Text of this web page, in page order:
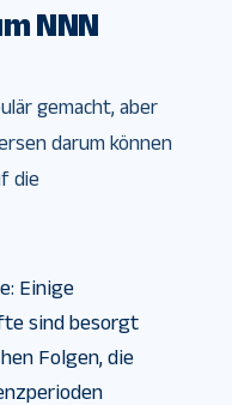
NNN
gemacht, aber
darum können
die
Einige
sind besorgt
Folgen, die